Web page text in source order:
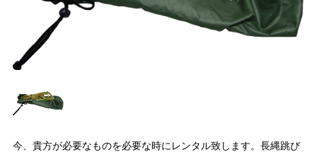
今、貴方が必要なものを必要な時にレンタル致します。長縄跳び